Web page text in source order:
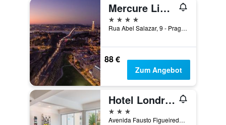
Mercure Lisboa Almada
4 Sterne
Rua Abel Salazar, 9 - Pragal, Almada, Distrikt Setúbal, Portugal
88 €
Zum Angebot
Hotel Londres Cascais / Estoril Seaside
3 Sterne
Avenida Fausto Figueiredo, 279, Estoril, Estoril, Region Lissabon, Portugal